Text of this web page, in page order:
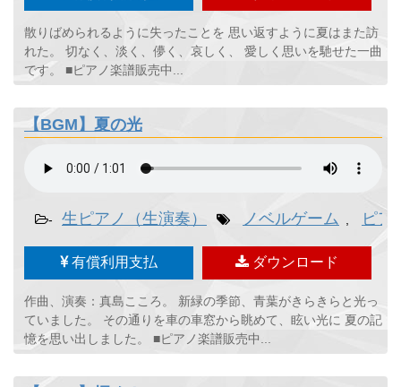
散りばめられるように失ったことを 思い返すように夏はまた訪
れた。 切なく、淡く、儚く、哀しく、 愛しく思いを馳せた一曲
です。 ■ピアノ楽譜販売中...
【BGM】夏の光
- 生ピアノ（生演奏） ノベルゲーム ピア
有償利用支払 ダウンロード
作曲、演奏：真島こころ。 新緑の季節、青葉がきらきらと光っ
ていました。 その通りを車の車窓から眺めて、眩い光に 夏の記
憶を思い出しました。 ■ピアノ楽譜販売中...